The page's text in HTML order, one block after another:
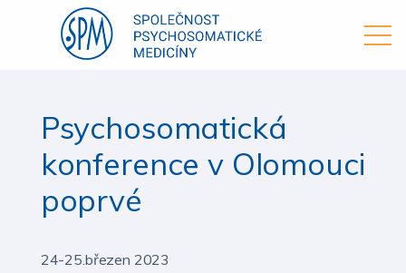
Psychosomatická
konference v Olomouci
poprvé
24-25.březen 2023